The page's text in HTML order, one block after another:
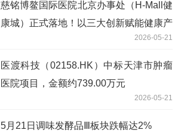
慈铭博鳌国际医院北京办事处（H-Mall健
康城）正式落地！以三大创新赋能健康产
2026-05-21
医渡科技（02158.HK）中标天津市肿瘤
医院项目，金额约739.00万元
2026-05-21
5月21日调味发酵品Ⅲ板块跌幅达2%